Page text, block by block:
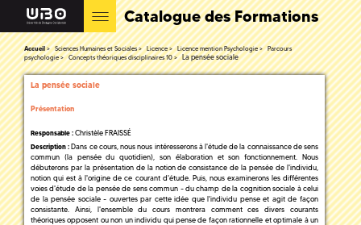
Catalogue des Formations
Accueil Sciences Humaines et Sociales Licence Licence mention Psychologie
Parcours
psychologie
Concepts théoriques disciplinaires 10 La pensée sociale
La pensée sociale
Présentation
Responsable : Christèle FRAISSÉ
Description : Dans ce cours, nous nous intéresserons à l'étude de la connaissance de sens
commun (la pensée du quotidien), son élaboration et son fonctionnement. Nous
débuterons par la présentation de la notion de consistance de la pensée de l'individu,
notion qui est à l'origine de ce courant d'étude. Puis, nous examinerons les différentes
voies d'étude de la pensée de sens commun - du champ de la cognition sociale à celui
de la pensée sociale - ouvertes par cette idée que l'individu pense et agit de façon
consistante. Ainsi, l'ensemble du cours montrera comment ces divers courants
théoriques opposent ou non un individu qui pense de façon rationnelle et optimale à un